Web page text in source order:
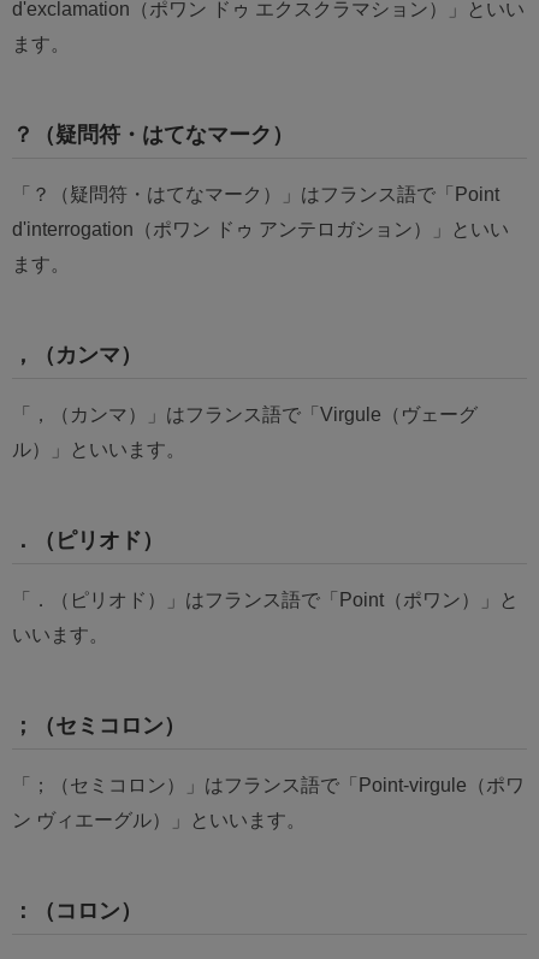
d'exclamation（ポワン ドゥ エクスクラマション）」といい
ます。
？（疑問符・はてなマーク）
「？（疑問符・はてなマーク）」はフランス語で「Point
d'interrogation（ポワン ドゥ アンテロガション）」といい
ます。
，（カンマ）
「，（カンマ）」はフランス語で「Virgule（ヴェーグ
ル）」といいます。
．（ピリオド）
「．（ピリオド）」はフランス語で「Point（ポワン）」と
いいます。
；（セミコロン）
「；（セミコロン）」はフランス語で「Point-virgule（ポワ
ン ヴィエーグル）」といいます。
：（コロン）